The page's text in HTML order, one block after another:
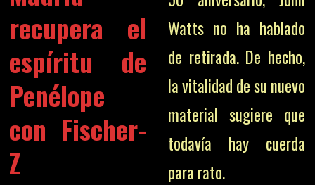
recupera el
espíritu de
Penélope
con Fischer-
Z
Watts no ha hablado
de retirada. De hecho,
la vitalidad de su nuevo
material sugiere que
todavía hay cuerda
para rato.